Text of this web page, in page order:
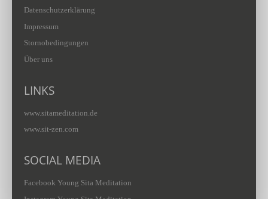
Datenschutzerklärung
Impressum
Stornobedingungen
Über uns
LINKS
www.sitameditation.de
www.sit-zen.com
SOCIAL MEDIA
Facebook Young Sita Meditation